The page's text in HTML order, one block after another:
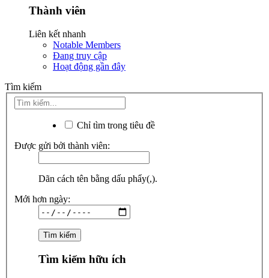
Thành viên
Liên kết nhanh
Notable Members
Đang truy cập
Hoạt động gần đây
Tìm kiếm
Chỉ tìm trong tiêu đề
Được gửi bởi thành viên:
Dãn cách tên bằng dấu phẩy(,).
Mới hơn ngày:
Tìm kiếm hữu ích